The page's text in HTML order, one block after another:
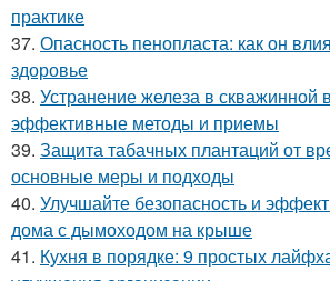
практике
37. Опасность пенопласта: как он
здоровье
38. Устранение железа в скважинной
эффективные методы и приемы
39. Защита табачных плантаций от
основные меры и подходы
40. Улучшайте безопасность и
дома с дымоходом на крыше
41. Кухня в порядке: 9 простых